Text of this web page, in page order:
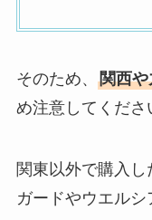
そのため、 関西
め注意してくださ
関東以外で購入
ガードやウエルシ